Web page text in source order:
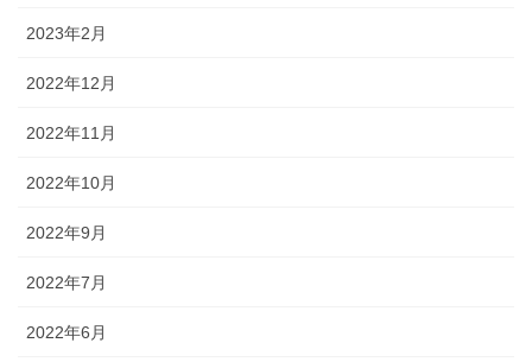
2023年2月
2022年12月
2022年11月
2022年10月
2022年9月
2022年7月
2022年6月